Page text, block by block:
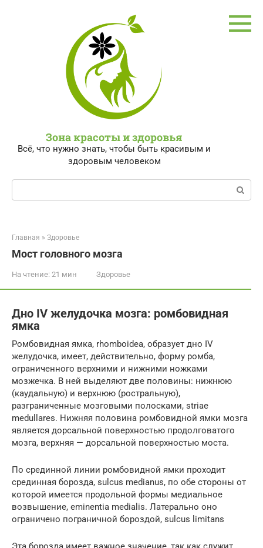
Зона красоты и здоровья
Всё, что нужно знать, чтобы быть красивым и
здоровым человеком
Поиск:
Главная » Здоровье
Мост головного мозга
На чтение: 21 мин Здоровье
Дно IV желудочка мозга: ромбовидная
ямка
Ромбовидная ямка, rhomboidea, образует дно IV
желудочка, имеет, действительно, форму ромба,
ограниченного верхними и нижними ножками
мозжечка. В ней выделяют две половины: нижнюю
(каудальную) и верхнюю (ростральную),
разграниченные мозговыми полосками, striae
medullares. Нижняя половина ромбовидной ямки мозга
является дорсальной поверхностью продолговатого
мозга, верхняя — дорсальной поверхностью моста.
По срединной линии ромбовидной ямки проходит
срединная борозда, sulcus medianus, по обе стороны от
которой имеется продольной формы медиальное
возвышение, eminentia medialis. Латерально оно
ограничено пограничной бороздой, sulcus limitans